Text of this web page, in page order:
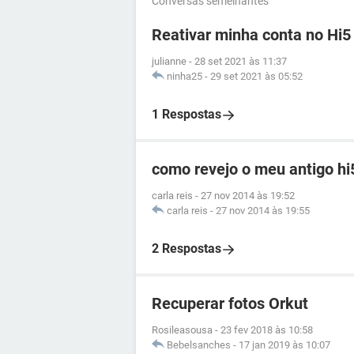
Reativar minha conta no Hi5
julianne - 28 set 2021 às 11:37
ninha25 - 29 set 2021 às 05:52
1 Respostas
como revejo o meu antigo
carla reis - 27 nov 2014 às 19:52
carla reis - 27 nov 2014 às 19:55
2 Respostas
Recuperar fotos Orkut
Rosileasousa - 23 fev 2018 às 10:58
Bebelsanches - 17 jan 2019 às 10:07